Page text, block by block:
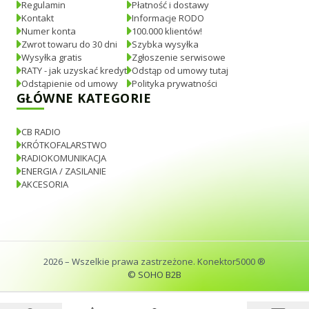
Regulamin
Kontakt
Numer konta
Zwrot towaru do 30 dni
Wysyłka gratis
RATY - jak uzyskać kredyt
Odstąpienie od umowy
Płatność i dostawy
Informacje RODO
100.000 klientów!
Szybka wysyłka
Zgłoszenie serwisowe
Odstąp od umowy tutaj
Polityka prywatności
GŁÓWNE KATEGORIE
CB RADIO
KRÓTKOFALARSTWO
RADIOKOMUNIKACJA
ENERGIA / ZASILANIE
AKCESORIA
2026– Wszelkie prawa zastrzeżone. Konektor5000 ®
© SOHO B2B